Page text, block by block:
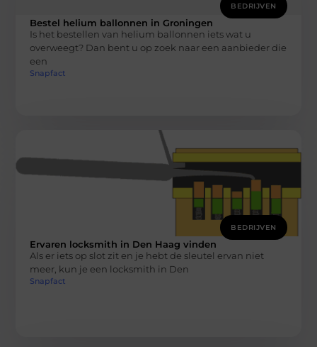
BEDRIJVEN
Bestel helium ballonnen in Groningen
Is het bestellen van helium ballonnen iets wat u
overweegt? Dan bent u op zoek naar een aanbieder die
een
Snapfact
BEDRIJVEN
Ervaren locksmith in Den Haag vinden
Als er iets op slot zit en je hebt de sleutel ervan niet
meer, kun je een locksmith in Den
Snapfact